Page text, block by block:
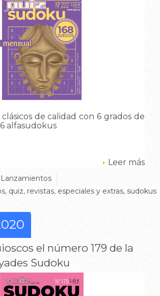
de calidad con 6 grados de
alfasudokus
Leer más
Lanzamientos
, quiz, revistas, especiales y extras, sudokus
el número 179 de la
Sudoku